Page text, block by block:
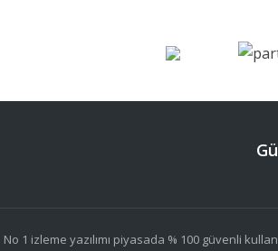
1 izleme yazılımı piyasada % 100 güvenli